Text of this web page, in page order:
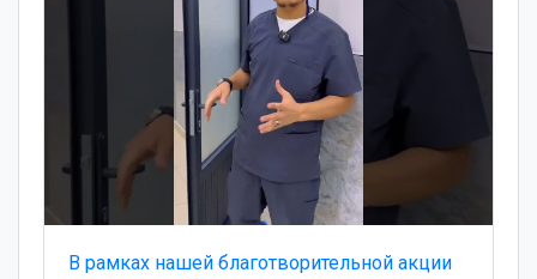
В рамках нашей благотворительной акции